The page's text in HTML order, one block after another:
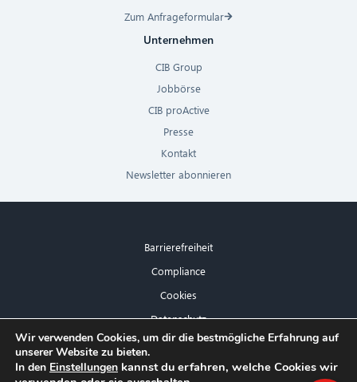
Zum Anfrageformular
Unternehmen
CIB Group
Jobbörse
CIB proActive
Presse
Kontakt
Newsletter abonnieren
Barrierefreiheit
Compliance
Cookies
Datenschutz
Impressum
Wir verwenden Cookies, um dir die bestmögliche Erfahrung auf
unserer Website zu bieten.
In den Einstellungen kannst du erfahren, welche Cookies wir
×